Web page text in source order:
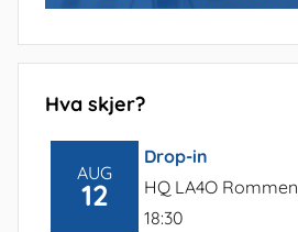
Hva skjer?
AUG
12
Drop-in
HQ LA4O Rommen
18:30